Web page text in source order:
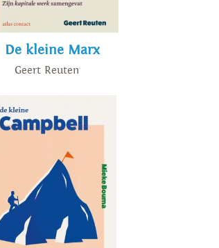
De kleine Marx
Geert Reuten